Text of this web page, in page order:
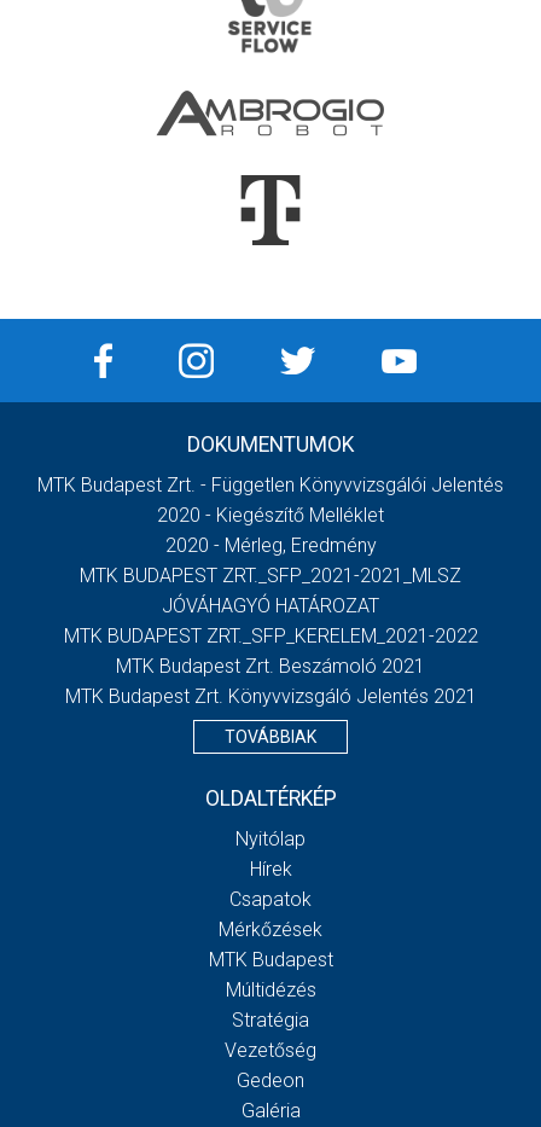
DOKUMENTUMOK
MTK Budapest Zrt. - Független Könyvvizsgálói Jelentés
2020 - Kiegészítő Melléklet
2020 - Mérleg, Eredmény
MTK BUDAPEST ZRT._SFP_2021-2021_MLSZ
JÓVÁHAGYÓ HATÁROZAT
MTK BUDAPEST ZRT._SFP_KERELEM_2021-2022
MTK Budapest Zrt. Beszámoló 2021
MTK Budapest Zrt. Könyvvizsgáló Jelentés 2021
TOVÁBBIAK
OLDALTÉRKÉP
Nyitólap
Hírek
Csapatok
Mérkőzések
MTK Budapest
Múltidézés
Stratégia
Vezetőség
Gedeon
Galéria